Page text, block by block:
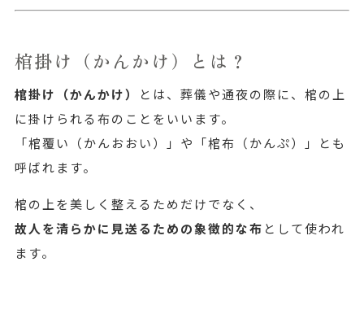
棺掛け（かんかけ）とは？
棺掛け（かんかけ）
とは、葬儀や通夜の際に、棺の上
に掛けられる布のことをいいます。
「棺覆い（かんおおい）」や「棺布（かんぷ）」とも
呼ばれます。
棺の上を美しく整えるためだけでなく、
故人を清らかに見送るための象徴的な布 として使われ
ます。